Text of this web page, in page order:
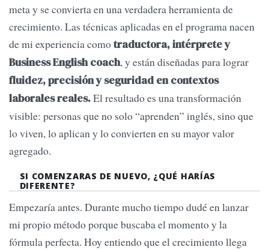
meta y se convierta en una verdadera herramienta de
crecimiento. Las técnicas aplicadas en el programa nacen
de mi experiencia comotraductora, intérprete y
Business English coach, y están diseñadas para lograr
fluidez, precisión y seguridad en contextos
laborales reales.El resultado es una transformación
visible: personas que no solo “aprenden” inglés, sino que
lo viven, lo aplican y lo convierten en su mayor valor
agregado.
SI COMENZARAS DE NUEVO, ¿QUÉ HARÍAS
DIFERENTE?
Empezaría antes. Durante mucho tiempo dudé en lanzar
mi propio método porque buscaba el momento y la
fórmula perfecta. Hoy entiendo que el crecimiento llega